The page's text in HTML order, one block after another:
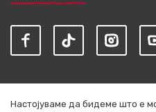
Настојуваме да бидеме што е